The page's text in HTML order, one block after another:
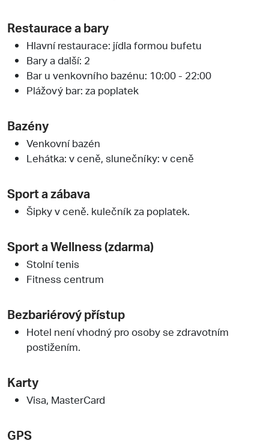
Restaurace a bary
Hlavní restaurace: jídla formou bufetu
Bary a další: 2
Bar u venkovního bazénu: 10:00 - 22:00
Plážový bar: za poplatek
Bazény
Venkovní bazén
Lehátka: v ceně, slunečníky: v ceně
Sport a zábava
Šipky v ceně. kulečník za poplatek.
Sport a Wellness (zdarma)
Stolní tenis
Fitness centrum
Bezbariérový přístup
Hotel není vhodný pro osoby se zdravotním
postižením.
Karty
Visa, MasterCard
GPS